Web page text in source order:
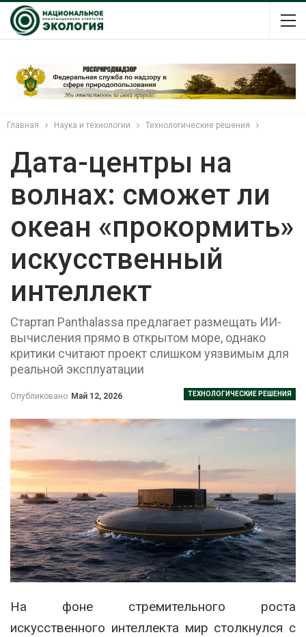
Главная Наука и технологии Технологические решения
Дата-центры на
волнах: сможет ли
океан «прокормить»
искусственный
интеллект
Стартап Panthalassa предлагает размещать ИИ-
вычисления прямо в открытом море, однако
критики считают проект слишком уязвимым для
реальной эксплуатации
ТЕХНОЛОГИЧЕСКИЕ РЕШЕНИЯ
Опубликовано Май 12, 2026
На фоне стремительного роста
искусственного интеллекта мир столкнулся с